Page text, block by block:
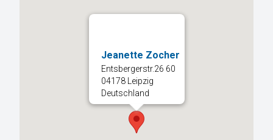
Jeanette Zocher
Entsbergerstr.26 60
04178 Leipzig
Deutschland